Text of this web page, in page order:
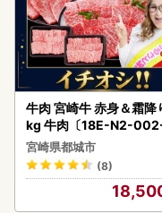
牛肉 宮崎牛 赤身＆霜降り 1
kg 牛肉〔18E-N2-
kg-S4A6-CF〕
宮崎県都城市
(8)